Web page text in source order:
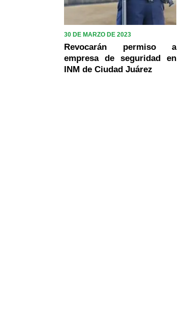
30 DE MARZO DE 2023
Revocarán permiso a
empresa de seguridad en
INM de Ciudad Juárez